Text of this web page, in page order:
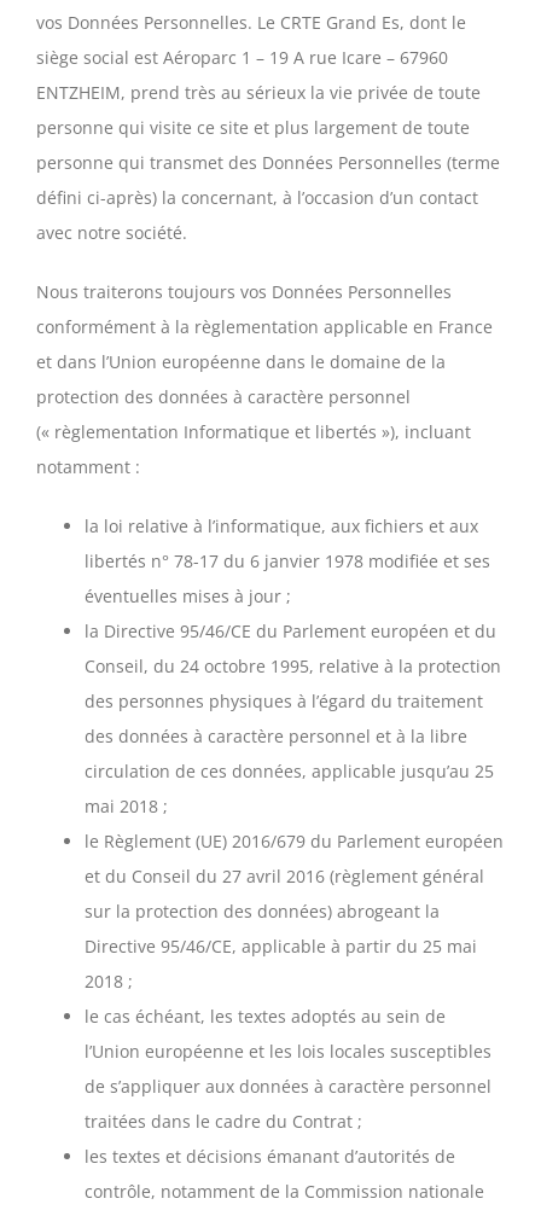
vos Données Personnelles. Le CRTE Grand Es, dont le
siège social est Aéroparc 1 – 19 A rue Icare – 67960
ENTZHEIM, prend très au sérieux la vie privée de toute
personne qui visite ce site et plus largement de toute
personne qui transmet des Données Personnelles (terme
défini ci-après) la concernant, à l’occasion d’un contact
avec notre société.
Nous traiterons toujours vos Données Personnelles
conformément à la règlementation applicable en France
et dans l’Union européenne dans le domaine de la
protection des données à caractère personnel
(« règlementation Informatique et libertés »), incluant
notamment :
la loi relative à l’informatique, aux fichiers et aux
libertés n° 78-17 du 6 janvier 1978 modifiée et ses
éventuelles mises à jour ;
la Directive 95/46/CE du Parlement européen et du
Conseil, du 24 octobre 1995, relative à la protection
des personnes physiques à l’égard du traitement
des données à caractère personnel et à la libre
circulation de ces données, applicable jusqu’au 25
mai 2018 ;
le Règlement (UE) 2016/679 du Parlement européen
et du Conseil du 27 avril 2016 (règlement général
sur la protection des données) abrogeant la
Directive 95/46/CE, applicable à partir du 25 mai
2018 ;
le cas échéant, les textes adoptés au sein de
l’Union européenne et les lois locales susceptibles
de s’appliquer aux données à caractère personnel
traitées dans le cadre du Contrat ;
les textes et décisions émanant d’autorités de
contrôle, notamment de la Commission nationale